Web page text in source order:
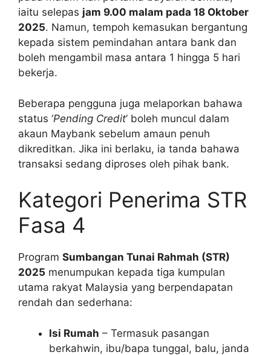
iaitu selepas jam 9.00 malam pada 18 Oktober
2025. Namun, tempoh kemasukan bergantung
kepada sistem pemindahan antara bank dan
boleh mengambil masa antara 1 hingga 5 hari
bekerja.
Beberapa pengguna juga melaporkan bahawa
status ‘Pending Credit’ boleh muncul dalam
akaun Maybank sebelum amaun penuh
dikreditkan. Jika ini berlaku, ia tanda bahawa
transaksi sedang diproses oleh pihak bank.
Kategori Penerima STR
Fasa 4
Program Sumbangan Tunai Rahmah (STR)
2025 menumpukan kepada tiga kumpulan
utama rakyat Malaysia yang berpendapatan
rendah dan sederhana:
Isi Rumah – Termasuk pasangan
berkahwin, ibu/bapa tunggal, balu, janda